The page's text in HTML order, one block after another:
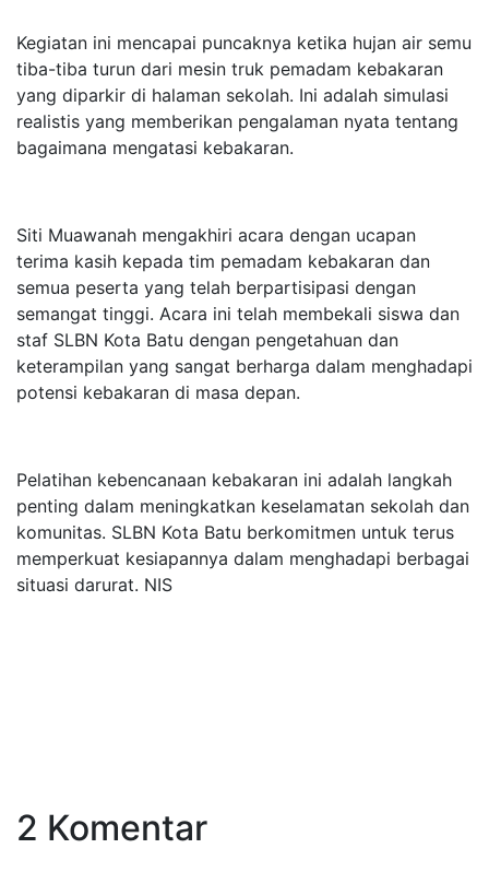
Kegiatan ini mencapai puncaknya ketika hujan air semu
tiba-tiba turun dari mesin truk pemadam kebakaran
yang diparkir di halaman sekolah. Ini adalah simulasi
realistis yang memberikan pengalaman nyata tentang
bagaimana mengatasi kebakaran.
Siti Muawanah mengakhiri acara dengan ucapan
terima kasih kepada tim pemadam kebakaran dan
semua peserta yang telah berpartisipasi dengan
semangat tinggi. Acara ini telah membekali siswa dan
staf SLBN Kota Batu dengan pengetahuan dan
keterampilan yang sangat berharga dalam menghadapi
potensi kebakaran di masa depan.
Pelatihan kebencanaan kebakaran ini adalah langkah
penting dalam meningkatkan keselamatan sekolah dan
komunitas. SLBN Kota Batu berkomitmen untuk terus
memperkuat kesiapannya dalam menghadapi berbagai
situasi darurat. NIS
2 Komentar